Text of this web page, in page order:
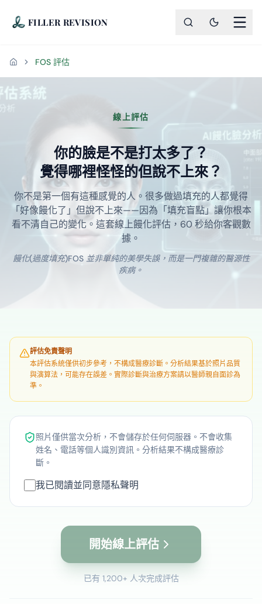
FILLER REVISION
首頁 FOS 評估
線上 AI 饅化檢測 — 60 秒客觀判
線上評估
你的臉是不是打太多了？
覺得哪裡怪怪的但說不上來？
你不是第一個有這種感覺的人。很多做過填充的人都覺得
「好像饅化了」但說不上來——因為「填充盲點」讓你根本
看不清自己的變化。這套線上饅化評估，60 秒給你客觀數
據。
饅化(過度填充)FOS 並非單純的美學失誤，而是一門複雜的醫源性
疾病。
評估免責聲明
本評估系統僅供初步參考，不構成醫療診斷。分析結果基於照片品質
與演算法，可能存在誤差。實際診斷與治療方案請以醫師親自面診為
準。
照片僅供當次分析，不會儲存於任何伺服器。不會收集
姓名、電話等個人識別資訊。分析結果不構成醫療診
斷。
我已閱讀並同意隱私聲明
開始線上評估
已有 1,200+ 人次完成評估